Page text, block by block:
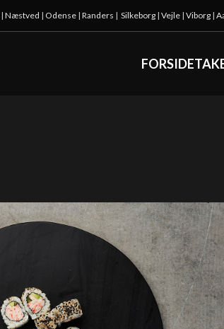
| Næstved | Odense | Randers | Silkeborg | Vejle | Viborg |
FORSIDE